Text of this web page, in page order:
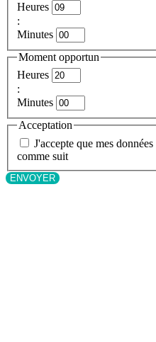
Heures
:
Minutes
Moment opportun
Heures
:
Minutes
Acceptation
J'accepte que mes
comme suit